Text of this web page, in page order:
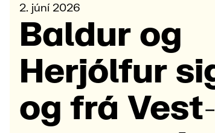
2. júní 2026
Baldur og
Herjólfur
og frá Vest­